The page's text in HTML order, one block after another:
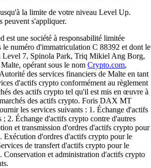
la limite de votre niveau Level Up.
peuvent s'appliquer.
une société à responsabilité limitée
le numéro d'immatriculation C 88392 et dont le
Level 7, Spinola Park, Triq Mikiel Ang Borg,
opérant sous le nom Crypto.com,
des services financiers de Malte en tant
d'actifs crypto conformément au règlement
des actifs crypto tel qu'il est mis en œuvre à
des actifs crypto. Foris DAX MT
les services suivants : 1. Échange d'actifs
; 2. Échange d'actifs crypto contre d'autres
et transmission d'ordres d'actifs crypto pour
Exécution d'ordres d'actifs crypto pour le
de transfert d'actifs crypto pour le
Conservation et administration d'actifs crypto